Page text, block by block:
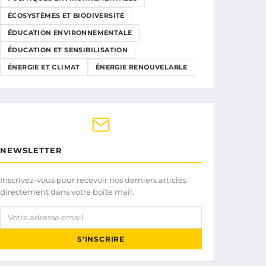
ÉCOSYSTÈMES ET BIODIVERSITÉ
ÉDUCATION ENVIRONNEMENTALE
ÉDUCATION ET SENSIBILISATION
ÉNERGIE ET CLIMAT ÉNERGIE RENOUVELABLE
NEWSLETTER
Inscrivez-vous pour recevoir nos derniers articles
directement dans votre boîte mail.
Votre adresse email
S'INSCRIRE